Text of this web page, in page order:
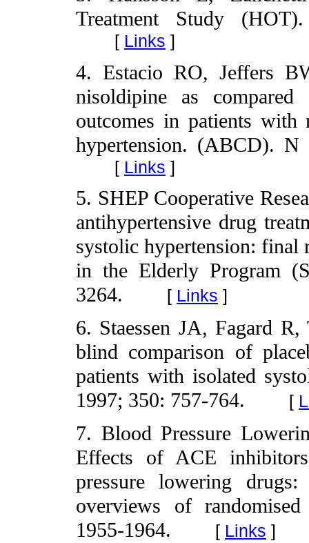
Treatment Study
[ Links ]
4. Estacio RO, Jeffers
nisoldipine as
outcomes in patients with
hypertension. (ABCD).
[ Links ]
5. SHEP Cooperative
antihypertensive drug
systolic hypertension: final
in the Elderly Program
3264.
[ Links ]
6. Staessen JA, Fagard
blind comparison of
patients with isolated
1997; 350: 757-764.
[
7. Blood Pressure
Effects of ACE
pressure lowering
overviews of
1955-1964.
[ Links ]